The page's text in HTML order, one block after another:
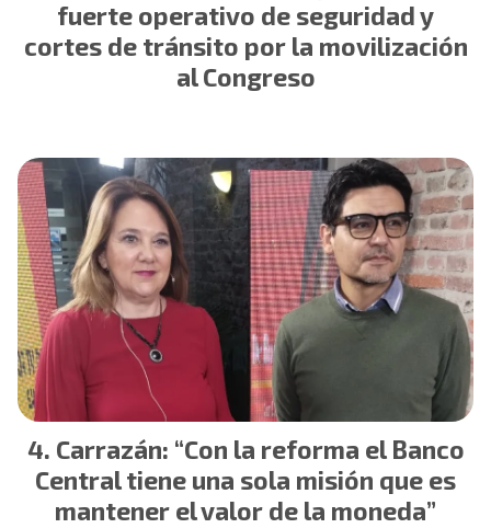
fuerte operativo de seguridad y
cortes de tránsito por la movilización
al Congreso
Carrazán: “Con la reforma el Banco
Central tiene una sola misión que es
mantener el valor de la moneda”